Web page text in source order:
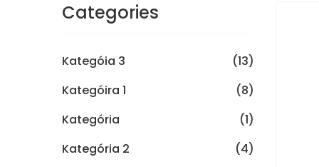
Categories
Kategóia 3
(13)
Kategóira 1
(8)
Kategória
(1)
Kategória 2
(4)